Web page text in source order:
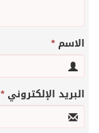
الاسم*
البريد الإلكتروني*